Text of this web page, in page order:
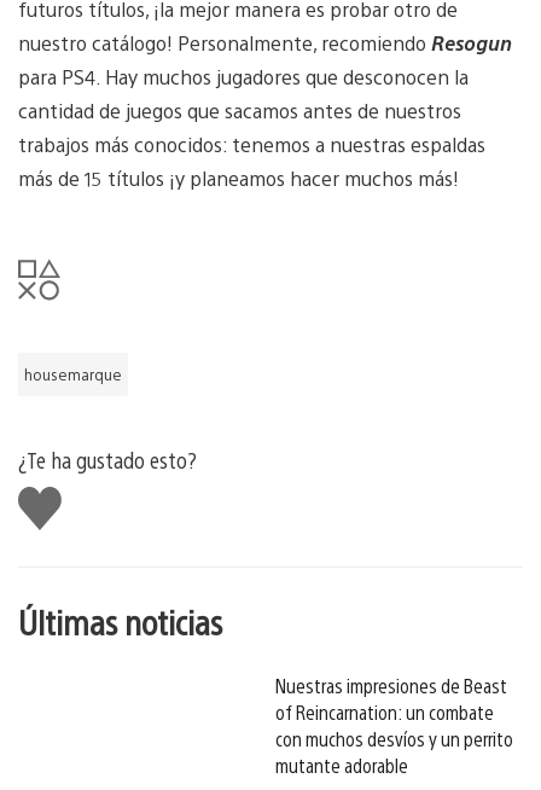
futuros títulos, ¡la mejor manera es probar otro de
nuestro catálogo! Personalmente, recomiendo Resogun
para PS4. Hay muchos jugadores que desconocen la
cantidad de juegos que sacamos antes de nuestros
trabajos más conocidos: tenemos a nuestras espaldas
más de 15 títulos ¡y planeamos hacer muchos más!
housemarque
¿Te ha gustado esto?
Me
gusta
esto
Últimas noticias
Nuestras impresiones de Beast
of Reincarnation: un combate
con muchos desvíos y un perrito
mutante adorable